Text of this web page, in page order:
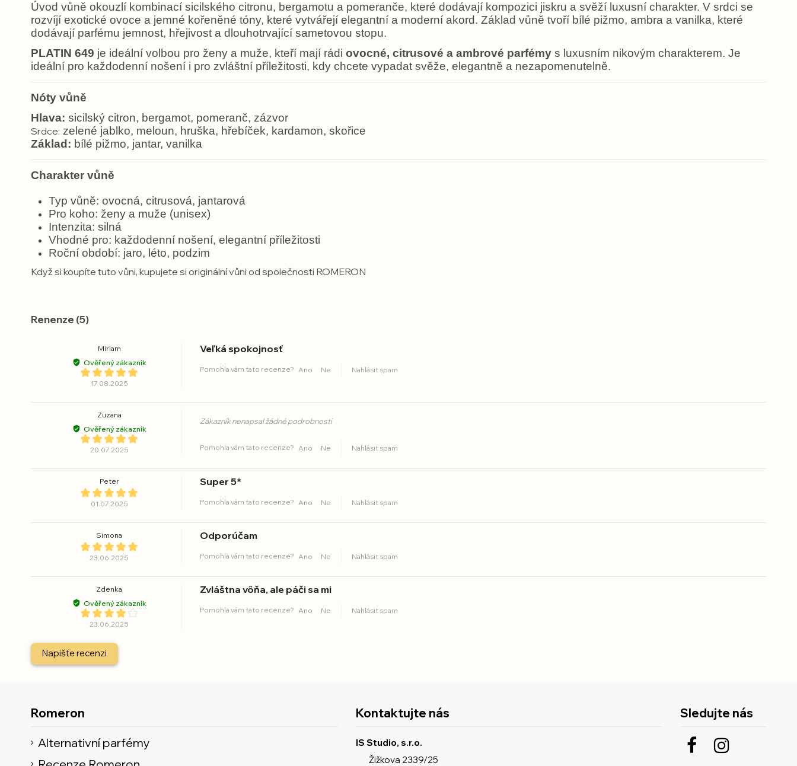
Úvod vůně okouzlí kombinací sicilského citronu, bergamotu a pomeranče, které dodávají kompozici jiskru a svěží luxusní charakter. V srdci se
rozvíjí exotické ovoce a jemné kořeněné tóny, které vytvářejí elegantní a moderní akord. Základ vůně tvoří bílé pižmo, ambra a vanilka, které
dodávají parfému jemnost, hřejivost a dlouhotrvající sametovou stopu.
PLATIN 649 je ideální volbou pro ženy a muže, kteří mají rádi ovocné, citrusové a ambrové parfémy s luxusním nikovým charakterem. Je
ideální pro každodenní nošení i pro zvláštní příležitosti, kdy chcete vypadat svěže, elegantně a nezapomenutelně.
Nóty vůně
Hlava: sicilský citron, bergamot, pomeranč, zázvor
Srdce: zelené jablko, meloun, hruška, hřebíček, kardamon, skořice
Základ: bílé pižmo, jantar, vanilka
Charakter vůně
Typ vůně: ovocná, citrusová, jantarová
Pro koho: ženy a muže (unisex)
Intenzita: silná
Vhodné pro: každodenní nošení, elegantní příležitosti
Roční období: jaro, léto, podzim
Když si koupíte tuto vůni, kupujete si originální vůni od společnosti ROMERON
Renenze (5)
Miriam
Ověřený zákazník
17.08.2025
Veľká spokojnosť
Pomohla vám tato recenze? Ano Ne Nahlásit spam
Zuzana
Ověřený zákazník
20.07.2025
Zákazník nenapsal žádné podrobnosti
Pomohla vám tato recenze? Ano Ne Nahlásit spam
Peter
01.07.2025
Super 5*
Pomohla vám tato recenze? Ano Ne Nahlásit spam
Simona
23.06.2025
Odporúčam
Pomohla vám tato recenze? Ano Ne Nahlásit spam
Zdenka
Ověřený zákazník
23.06.2025
Zvláštna vôňa, ale páči sa mi
Pomohla vám tato recenze? Ano Ne Nahlásit spam
Napište recenzi
Romeron
Alternativní parfémy
Kontaktujte nás
IS Studio, s.r.o.
Žižkova 2339/25
Sledujte nás